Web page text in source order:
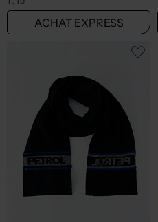
T : TU
ACHAT EXPRESS